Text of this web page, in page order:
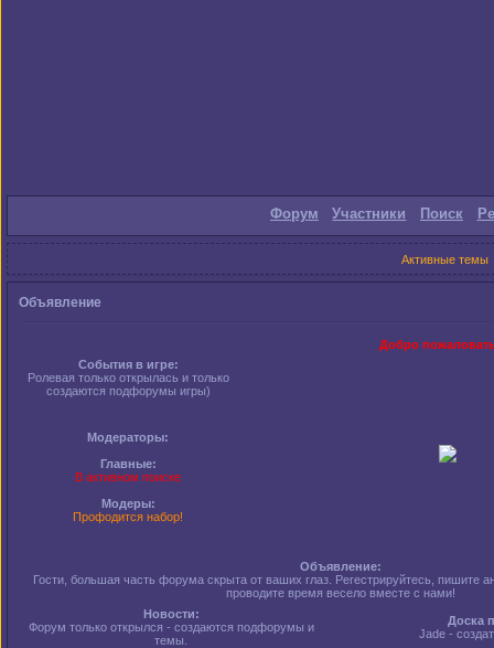
Форум Участники Поиск
Активные темы
Объявление
Добро пожаловать
События в игре:
Ролевая только открылась и только
создаются подфорумы игры)
Модераторы:
Главные:
В активном поиске
Модеры:
Профодится набор!
Объявление:
Гости, большая часть форума скрыта от ваших глаз. Регестрируйтесь, пишите
проводите время весело вместе с нами!
Новости:
Форум только открылся - создаются подфорумы и
темы.
Доска
Jade -